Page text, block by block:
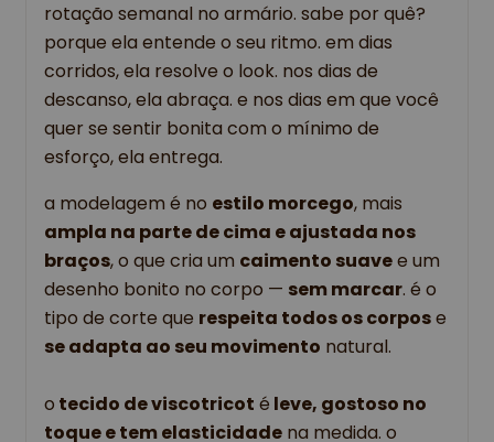
rotação semanal no armário. sabe por quê?
porque ela entende o seu ritmo. em dias
corridos, ela resolve o look. nos dias de
descanso, ela abraça. e nos dias em que você
quer se sentir bonita com o mínimo de
esforço, ela entrega.
a modelagem é no estilo morcego, mais
ampla na parte de cima e ajustada nos
braços, o que cria um caimento suavee um
desenho bonito no corpo — sem marcar. é o
tipo de corte que respeita todos os corpose
se adapta ao seu movimento natural.
o tecido de viscotricot é leve, gostoso no
toque e tem elasticidade na medida. o